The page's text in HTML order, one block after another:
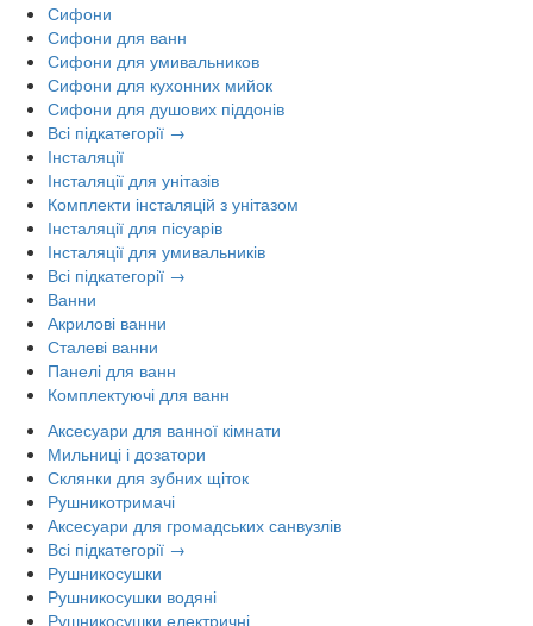
Сифони
Сифони для ванн
Сифони для умивальников
Сифони для кухонних мийок
Сифони для душових піддонів
Всі підкатегорії →
Інсталяції
Інсталяції для унітазів
Комплекти інсталяцій з унітазом
Інсталяції для пісуарів
Інсталяції для умивальників
Всі підкатегорії →
Ванни
Акрилові ванни
Сталеві ванни
Панелі для ванн
Комплектуючі для ванн
Аксесуари для ванної кімнати
Мильниці і дозатори
Склянки для зубних щіток
Рушникотримачі
Аксесуари для громадських санвузлів
Всі підкатегорії →
Рушникосушки
Рушникосушки водяні
Рушникосушки електричні